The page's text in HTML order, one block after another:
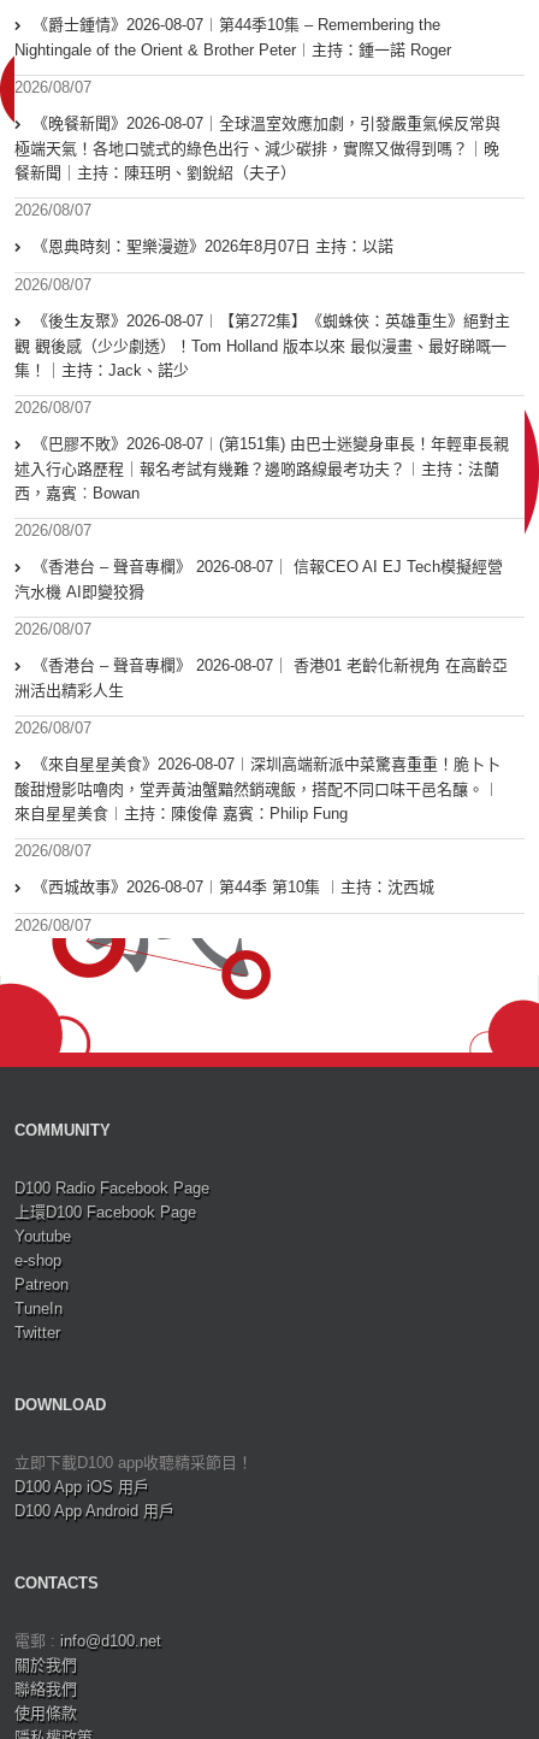
《爵士鍾情》2026-08-07︱第44季10集 – Remembering the
Nightingale of the Orient & Brother Peter︱主持：鍾一諾 Roger
2026/08/07
《晚餐新聞》2026-08-07｜全球溫室效應加劇，引發嚴重氣候反常與
極端天氣！各地口號式的綠色出行、減少碳排，實際又做得到嗎？｜晚
餐新聞｜主持：陳珏明、劉銳紹（夫子）
2026/08/07
《恩典時刻：聖樂漫遊》2026年8月07日 主持：以諾
2026/08/07
《後生友聚》2026-08-07︱【第272集】《蜘蛛俠：英雄重生》絕對主
觀 觀後感（少少劇透）！Tom Holland 版本以來 最似漫畫、最好睇嘅一
集！｜主持：Jack、諾少
2026/08/07
《巴膠不敗》2026-08-07︱(第151集) 由巴士迷變身車長！年輕車長親
述入行心路歷程｜報名考試有幾難？邊啲路線最考功夫？︱主持：法蘭
西，嘉賓︰Bowan
2026/08/07
《香港台 – 聲音專欄》 2026-08-07｜ 信報CEO AI EJ Tech模擬經營
汽水機 AI即變狡猾
2026/08/07
《香港台 – 聲音專欄》 2026-08-07｜ 香港01 老齡化新視角 在高齡亞
洲活出精彩人生
2026/08/07
《來自星星美食》2026-08-07︱深圳高端新派中菜驚喜重重！脆卜卜
酸甜燈影咕嚕肉，堂弄黃油蟹黯然銷魂飯，搭配不同口味干邑名釀。︱
來自星星美食︱主持：陳俊偉 嘉賓：Philip Fung
2026/08/07
《西城故事》2026-08-07︱第44季 第10集 ︱主持：沈西城
2026/08/07
COMMUNITY
D100 Radio Facebook Page
上環D100 Facebook Page
Youtube
e-shop
Patreon
TuneIn
Twitter
DOWNLOAD
立即下載D100 app收聽精采節目！
D100 App iOS 用戶
D100 App Android 用戶
CONTACTS
電郵 : info@d100.net
關於我們
聯絡我們
使用條款